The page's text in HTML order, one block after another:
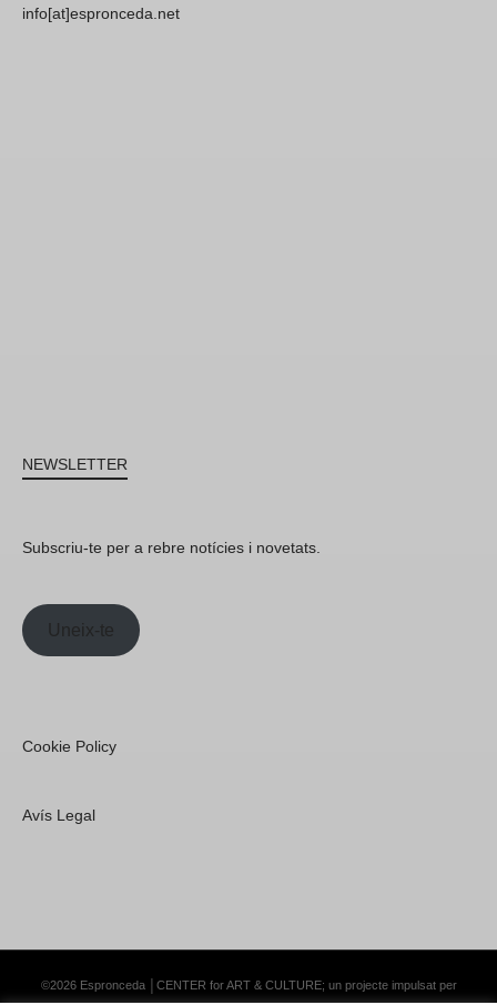
info[at]espronceda.net
NEWSLETTER
Subscriu-te per a rebre notícies i novetats.
Uneix-te
Cookie Policy
Avís Legal
©2026 Espronceda │CENTER for ART & CULTURE; un projecte impulsat per